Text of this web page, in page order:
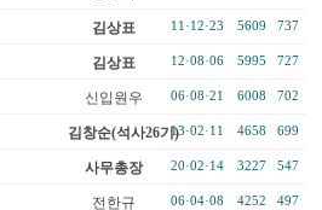
김상표 11·12·23 5609 737
김상표 12·08·06 5995 727
신입원우 06·08·21 6008 702
김창순(석사26기)13·02·11 4658 699
사무총장 20·02·14 3227 547
전한규 06·04·08 4252 497